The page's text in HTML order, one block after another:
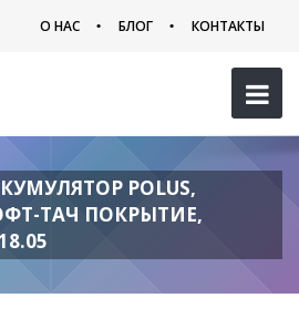
О НАС БЛОГ КОНТАКТЫ
POLUS,
ТАЧ ПОКРЫТИЕ,